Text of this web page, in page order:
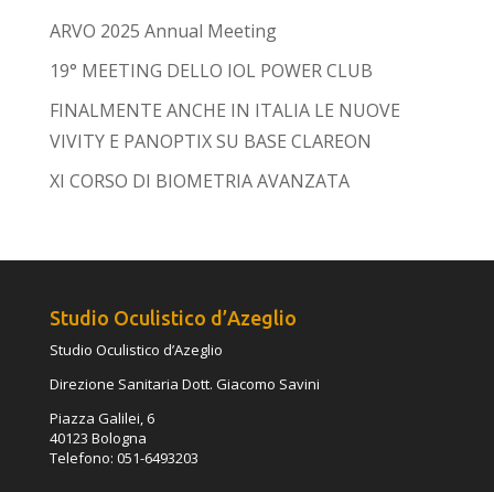
ARVO 2025 Annual Meeting
19° MEETING DELLO IOL POWER CLUB
FINALMENTE ANCHE IN ITALIA LE NUOVE
VIVITY E PANOPTIX SU BASE CLAREON
XI CORSO DI BIOMETRIA AVANZATA
Studio Oculistico d’Azeglio
Studio Oculistico d’Azeglio
Direzione Sanitaria Dott. Giacomo Savini
Piazza Galilei, 6
40123 Bologna
Telefono: 051-6493203